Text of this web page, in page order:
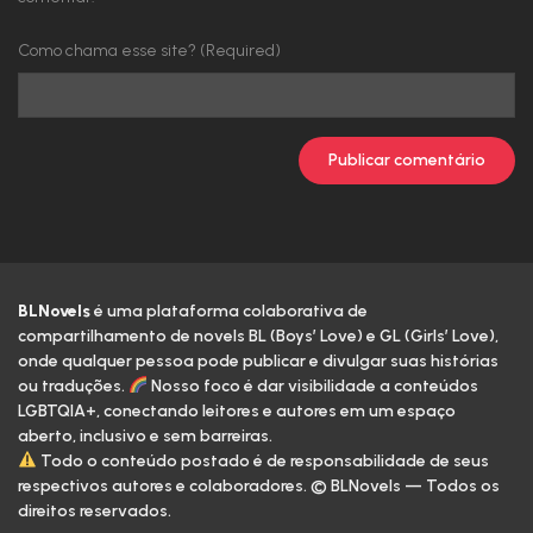
Capítulo 10: Maldição
Capítulo 9: Judas
Capítulo 8: Contas Verdes
Capítulo 7: Uma Besta Presa
Como chama esse site? (Required)
BLNovelsé uma plataforma colaborativa de
compartilhamento de novels BL (Boys’ Love) e GL (Girls’ Love),
onde qualquer pessoa pode publicar e divulgar suas histórias
ou traduções.
Nosso foco é dar visibilidade a conteúdos
LGBTQIA+, conectando leitores e autores em um espaço
aberto, inclusivo e sem barreiras.
Todo o conteúdo postado é de responsabilidade de seus
respectivos autores e colaboradores. © BLNovels — Todos os
direitos reservados.